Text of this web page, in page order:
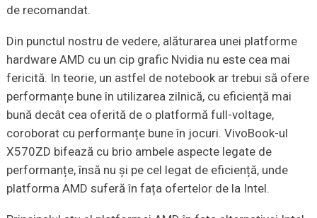
de recomandat.
Din punctul nostru de vedere, alăturarea unei platforme
hardware AMD cu un cip grafic Nvidia nu este cea mai
fericită. In teorie, un astfel de notebook ar trebui să ofere
performanțe bune în utilizarea zilnică, cu eficiență mai
bună decât cea oferită de o platformă full-voltage,
coroborat cu performanțe bune în jocuri. VivoBook-ul
X570ZD bifează cu brio ambele aspecte legate de
performanțe, însă nu și pe cel legat de eficiență, unde
platforma AMD suferă în fața ofertelor de la Intel.